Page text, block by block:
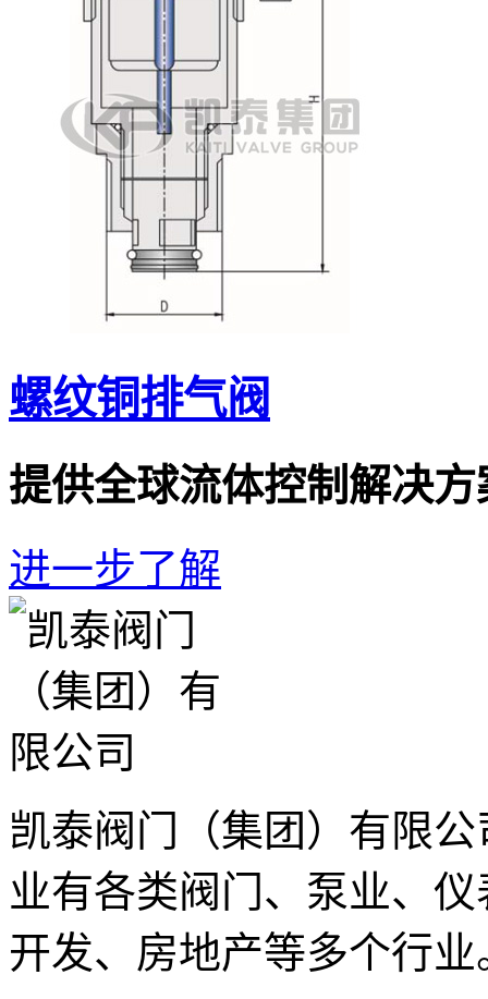
螺纹铜排气阀
提供全球流体控制解决方
进一步了解
凯泰阀门（集团）有限
业有各类阀门、泵业、
开发、房地产等多个行业